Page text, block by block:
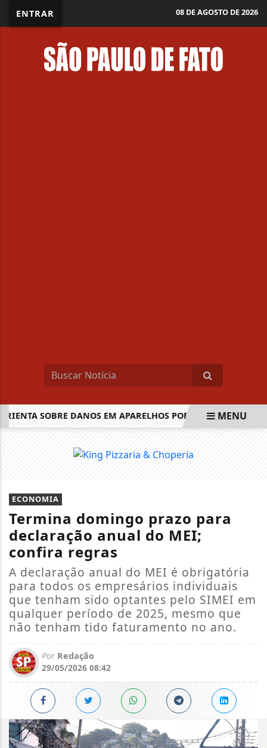
ENTRAR 08 DE AGOSTO DE 2026
SOBRE DANOS EM APARELHOS POR FALTA DE LUZ
MENU
ECONOMIA
Termina domingo prazo para
declaração anual do MEI;
confira regras
A declaração anual do MEI é obrigatória
para todos os empresários individuais
que tenham sido optantes pelo SIMEI em
qualquer período de 2025, mesmo que
não tenham tido faturamento no ano.
Por Redação
29/05/2026 08:42